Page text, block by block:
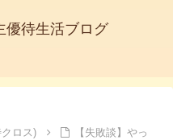
優待生活ブログ
ロス)
【失敗談】やっ